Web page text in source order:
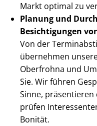
Markt optimal zu
Planung und
Besichtigungen
Von der
übernehmen
Oberfrohna und
Sie. Wir führen
Sinne,
prüfen
Bonität.